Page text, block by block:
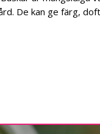
De kan ge färg,